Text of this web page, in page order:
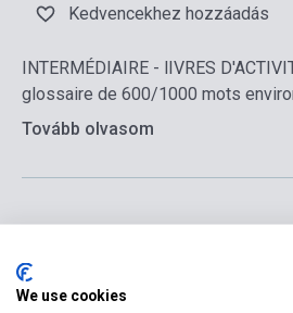
Kedvencekhez hozzáadás
INTERMÉDIAIRE - lIVRES
glossaire de 600/1000 mots
Tovább olvasom
We use cookies